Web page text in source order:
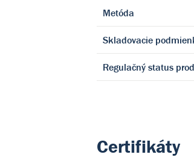
Metóda
Skladovacie
Regulačný status
Certifikáty